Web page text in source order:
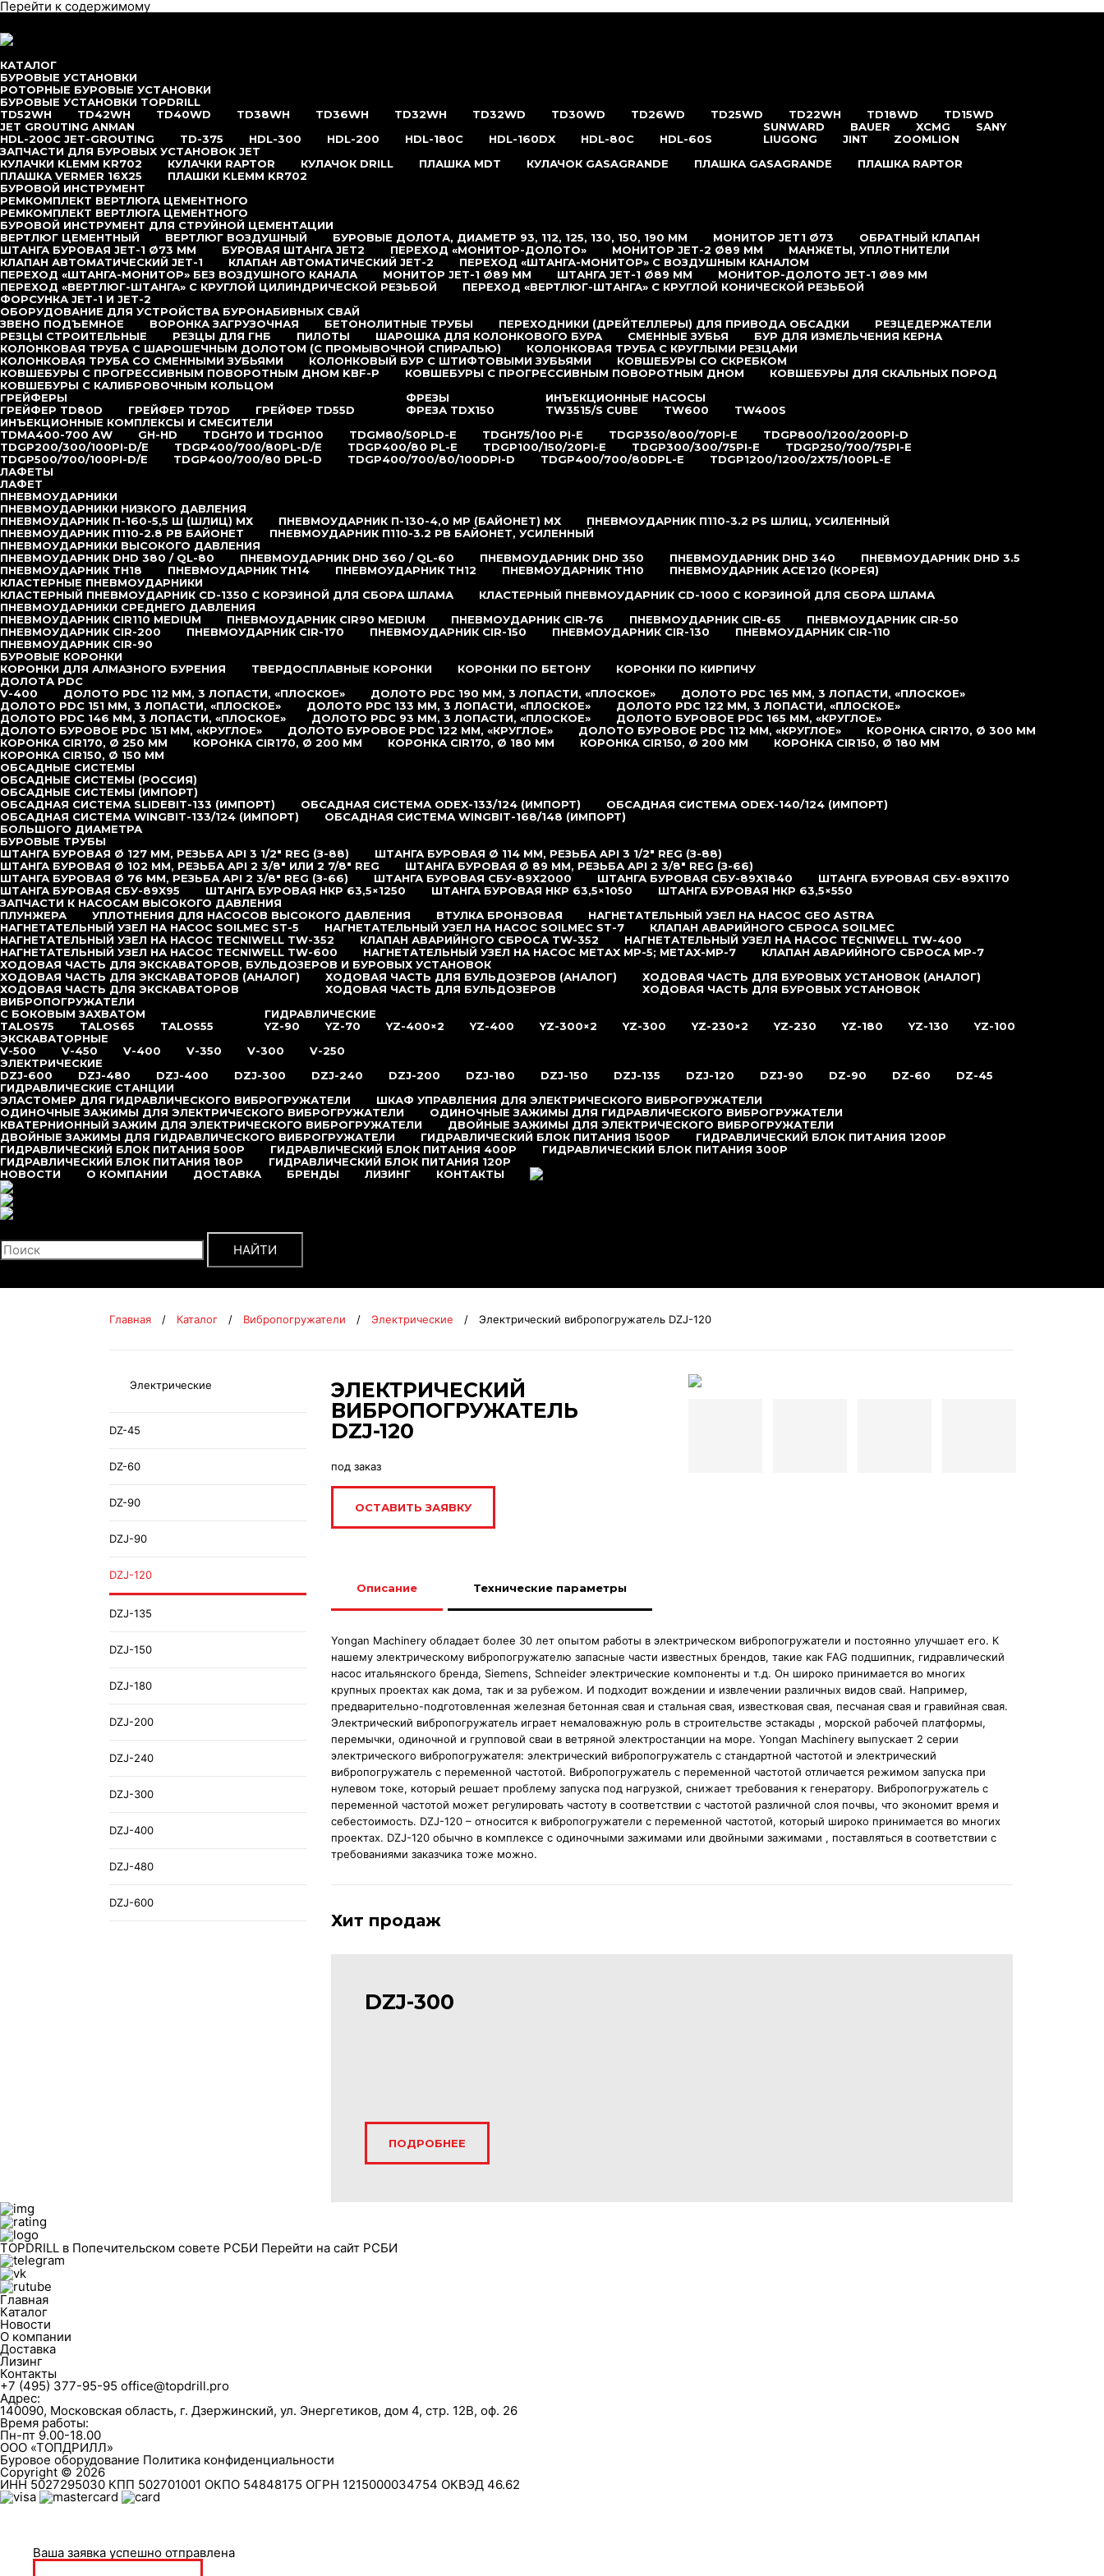
Перейти к содержимому
КАТАЛОГ
БУРОВЫЕ УСТАНОВКИ
РОТОРНЫЕ БУРОВЫЕ УСТАНОВКИ
БУРОВЫЕ УСТАНОВКИ TOPDRILL
TD52WH
TD42WH TD40WD TD38WH TD36WH TD32WH TD32WD TD30WD TD26WD TD25WD TD22WH TD18WD
TD15WD
JET GROUTING ANMAN
HDL-200C JET-GROUTING
TD-375 HDL-300 HDL-200 HDL-180С HDL-160DX HDL-80C HDL-60S
SUNWARD BAUER XCMG
SANY
LIUGONG
JINT
ZOOMLION
ЗАПЧАСТИ ДЛЯ БУРОВЫХ УСТАНОВОК JET
КУЛАЧКИ KLEMM KR702
КУЛАЧКИ RAPTOR КУЛАЧОК DRILL ПЛАШКА MDT КУЛАЧОК GASAGRANDE ПЛАШКА GASAGRANDE
ПЛАШКА RAPTOR
ПЛАШКА VERMER 16Х25
ПЛАШКИ KLEMM KR702
БУРОВОЙ ИНСТРУМЕНТ
РЕМКОМПЛЕКТ ВЕРТЛЮГА ЦЕМЕНТНОГО
РЕМКОМПЛЕКТ ВЕРТЛЮГА ЦЕМЕНТНОГО
БУРОВОЙ ИНСТРУМЕНТ ДЛЯ СТРУЙНОЙ ЦЕМЕНТАЦИИ
ВЕРТЛЮГ ЦЕМЕНТНЫЙ
ВЕРТЛЮГ ВОЗДУШНЫЙ БУРОВЫЕ ДОЛОТА, ДИАМЕТР 93, 112, 125, 130, 150, 190 ММ МОНИТОР JET1 Ø73
ОБРАТНЫЙ КЛАПАН
ШТАНГА БУРОВАЯ JET-1 Ø73 ММ
БУРОВАЯ ШТАНГА JET2 ПЕРЕХОД «МОНИТОР-ДОЛОТО» МОНИТОР JET-2 Ø89 ММ
МАНЖЕТЫ, УПЛОТНИТЕЛИ
КЛАПАН АВТОМАТИЧЕСКИЙ JET-1
КЛАПАН АВТОМАТИЧЕСКИЙ JET-2
ПЕРЕХОД «ШТАНГА-МОНИТОР» С ВОЗДУШНЫМ КАНАЛОМ
ПЕРЕХОД «ШТАНГА-МОНИТОР» БЕЗ ВОЗДУШНОГО КАНАЛА
МОНИТОР JET-1 Ø89 ММ ШТАНГА JET-1 Ø89 ММ
МОНИТОР-ДОЛОТО JET-1 Ø89 ММ
ПЕРЕХОД «ВЕРТЛЮГ-ШТАНГА» С КРУГЛОЙ ЦИЛИНДРИЧЕСКОЙ РЕЗЬБОЙ
ПЕРЕХОД «ВЕРТЛЮГ-ШТАНГА» С КРУГЛОЙ КОНИЧЕСКОЙ РЕЗЬБОЙ
ФОРСУНКА JET-1 И JET-2
ОБОРУДОВАНИЕ ДЛЯ УСТРОЙСТВА БУРОНАБИВНЫХ СВАЙ
ЗВЕНО ПОДЪЕМНОЕ
ВОРОНКА ЗАГРУЗОЧНАЯ БЕТОНОЛИТНЫЕ ТРУБЫ ПЕРЕХОДНИКИ (ДРЕЙТЕЛЛЕРЫ) ДЛЯ ПРИВОДА ОБСАДКИ
РЕЗЦЕДЕРЖАТЕЛИ
РЕЗЦЫ СТРОИТЕЛЬНЫЕ
РЕЗЦЫ ДЛЯ ГНБ ПИЛОТЫ ШАРОШКА ДЛЯ КОЛОНКОВОГО БУРА СМЕННЫЕ ЗУБЬЯ
БУР ДЛЯ ИЗМЕЛЬЧЕНИЯ КЕРНА
КОЛОНКОВАЯ ТРУБА С ШАРОШЕЧНЫМ ДОЛОТОМ (С ПРОМЫВОЧНОЙ СПИРАЛЬЮ)
КОЛОНКОВАЯ ТРУБА С КРУГЛЫМИ РЕЗЦАМИ
КОЛОНКОВАЯ ТРУБА СО СМЕННЫМИ ЗУБЬЯМИ
КОЛОНКОВЫЙ БУР С ШТИФТОВЫМИ ЗУБЬЯМИ
КОВШЕБУРЫ СО СКРЕБКОМ
КОВШЕБУРЫ С ПРОГРЕССИВНЫМ ПОВОРОТНЫМ ДНОМ KBF-P
КОВШЕБУРЫ С ПРОГРЕССИВНЫМ ПОВОРОТНЫМ ДНОМ
КОВШЕБУРЫ ДЛЯ СКАЛЬНЫХ ПОРОД
КОВШЕБУРЫ С КАЛИБРОВОЧНЫМ КОЛЬЦОМ
ГРЕЙФЕРЫ
ГРЕЙФЕР TD80D
ГРЕЙФЕР TD70D ГРЕЙФЕР TD55D
ФРЕЗЫ
ФРЕЗА TDX150
ИНЪЕКЦИОННЫЕ НАСОСЫ
TW3515/S CUBE
TW600
TW400S
ИНЪЕКЦИОННЫЕ КОМПЛЕКСЫ И СМЕСИТЕЛИ
TDMA400-700 AW
GH-HD TDGH70 И TDGH100 TDGM80/50PLD-E TDGH75/100 PI-E TDGP350/800/70PI-E
TDGP800/1200/200PI-D
TDGP200/300/100PI-D/E
TDGP400/700/80PL-D/E TDGP400/80 PL-E TDGP100/150/20PI-E TDGP300/300/75PI-E
TDGP250/700/75PI-E
TDGP500/700/100PI-D/E
TDGP400/700/80 DPL-D TDGP400/700/80/100DPI-D TDGP400/700/80DPL-E
TDGP1200/1200/2X75/100PL-E
ЛАФЕТЫ
ЛАФЕТ
ПНЕВМОУДАРНИКИ
ПНЕВМОУДАРНИКИ НИЗКОГО ДАВЛЕНИЯ
ПНЕВМОУДАРНИК П-160-5,5 Ш (ШЛИЦ) МХ
ПНЕВМОУДАРНИК П-130-4,0 MP (БАЙОНЕТ) МХ
ПНЕВМОУДАРНИК П110-3.2 РS ШЛИЦ, УСИЛЕННЫЙ
ПНЕВМОУДАРНИК П110-2.8 РВ БАЙОНЕТ
ПНЕВМОУДАРНИК П110-3.2 РB БАЙОНЕТ, УСИЛЕННЫЙ
ПНЕВМОУДАРНИКИ ВЫСОКОГО ДАВЛЕНИЯ
ПНЕВМОУДАРНИК DHD 380 / QL-80
ПНЕВМОУДАРНИК DHD 360 / QL-60 ПНЕВМОУДАРНИК DHD 350 ПНЕВМОУДАРНИК DHD 340
ПНЕВМОУДАРНИК DHD 3.5
ПНЕВМОУДАРНИК TH18
ПНЕВМОУДАРНИК TH14 ПНЕВМОУДАРНИК TH12 ПНЕВМОУДАРНИК TH10
ПНЕВМОУДАРНИК ACE120 (КОРЕЯ)
КЛАСТЕРНЫЕ ПНЕВМОУДАРНИКИ
КЛАСТЕРНЫЙ ПНЕВМОУДАРНИК CD-1350 С КОРЗИНОЙ ДЛЯ СБОРА ШЛАМА
КЛАСТЕРНЫЙ ПНЕВМОУДАРНИК CD-1000 С КОРЗИНОЙ ДЛЯ СБОРА ШЛАМА
ПНЕВМОУДАРНИКИ СРЕДНЕГО ДАВЛЕНИЯ
ПНЕВМОУДАРНИК CIR110 MEDIUM
ПНЕВМОУДАРНИК CIR90 MEDIUM ПНЕВМОУДАРНИК CIR-76 ПНЕВМОУДАРНИК CIR-65
ПНЕВМОУДАРНИК CIR-50
ПНЕВМОУДАРНИК CIR-200
ПНЕВМОУДАРНИК CIR-170 ПНЕВМОУДАРНИК CIR-150 ПНЕВМОУДАРНИК CIR-130
ПНЕВМОУДАРНИК CIR-110
ПНЕВМОУДАРНИК CIR-90
БУРОВЫЕ КОРОНКИ
КОРОНКИ ДЛЯ АЛМАЗНОГО БУРЕНИЯ
ТВЕРДОСПЛАВНЫЕ КОРОНКИ КОРОНКИ ПО БЕТОНУ
КОРОНКИ ПО КИРПИЧУ
ДОЛОТА PDC
V-400
ДОЛОТО PDC 112 ММ, 3 ЛОПАСТИ, «ПЛОСКОЕ» ДОЛОТО PDC 190 ММ, 3 ЛОПАСТИ, «ПЛОСКОЕ»
ДОЛОТО PDC 165 ММ, 3 ЛОПАСТИ, «ПЛОСКОЕ»
ДОЛОТО PDC 151 ММ, 3 ЛОПАСТИ, «ПЛОСКОЕ»
ДОЛОТО PDC 133 ММ, 3 ЛОПАСТИ, «ПЛОСКОЕ»
ДОЛОТО PDC 122 ММ, 3 ЛОПАСТИ, «ПЛОСКОЕ»
ДОЛОТО PDC 146 ММ, 3 ЛОПАСТИ, «ПЛОСКОЕ»
ДОЛОТО PDC 93 ММ, 3 ЛОПАСТИ, «ПЛОСКОЕ»
ДОЛОТО БУРОВОЕ PDC 165 ММ, «КРУГЛОЕ»
ДОЛОТО БУРОВОЕ PDC 151 ММ, «КРУГЛОЕ»
ДОЛОТО БУРОВОЕ PDC 122 ММ, «КРУГЛОЕ» ДОЛОТО БУРОВОЕ PDC 112 ММ, «КРУГЛОЕ»
КОРОНКА CIR170, Ø 300 ММ
КОРОНКА CIR170, Ø 250 ММ
КОРОНКА CIR170, Ø 200 ММ КОРОНКА CIR170, Ø 180 ММ КОРОНКА CIR150, Ø 200 ММ
КОРОНКА CIR150, Ø 180 ММ
КОРОНКА CIR150, Ø 150 ММ
ОБСАДНЫЕ СИСТЕМЫ
ОБСАДНЫЕ СИСТЕМЫ (РОССИЯ)
ОБСАДНЫЕ СИСТЕМЫ (ИМПОРТ)
ОБСАДНАЯ СИСТЕМА SLIDEBIT-133 (ИМПОРТ)
ОБСАДНАЯ СИСТЕМА ODEX-133/124 (ИМПОРТ)
ОБСАДНАЯ СИСТЕМА ODEX-140/124 (ИМПОРТ)
ОБСАДНАЯ СИСТЕМА WINGBIT-133/124 (ИМПОРТ)
ОБСАДНАЯ СИСТЕМА WINGBIT-168/148 (ИМПОРТ)
БОЛЬШОГО ДИАМЕТРА
БУРОВЫЕ ТРУБЫ
ШТАНГА БУРОВАЯ Ø 127 ММ, РЕЗЬБА API 3 1/2″ REG (З-88)
ШТАНГА БУРОВАЯ Ø 114 ММ, РЕЗЬБА API 3 1/2″ REG (З-88)
ШТАНГА БУРОВАЯ Ø 102 ММ, РЕЗЬБА API 2 3/8″ ИЛИ 2 7/8″ REG
ШТАНГА БУРОВАЯ Ø 89 ММ, РЕЗЬБА API 2 3/8″ REG (З-66)
ШТАНГА БУРОВАЯ Ø 76 ММ, РЕЗЬБА API 2 3/8″ REG (З-66)
ШТАНГА БУРОВАЯ СБУ-89Х2000 ШТАНГА БУРОВАЯ СБУ-89Х1840
ШТАНГА БУРОВАЯ СБУ-89Х1170
ШТАНГА БУРОВАЯ СБУ-89Х95
ШТАНГА БУРОВАЯ НКР 63,5×1250 ШТАНГА БУРОВАЯ НКР 63,5×1050
ШТАНГА БУРОВАЯ НКР 63,5×550
ЗАПЧАСТИ К НАСОСАМ ВЫСОКОГО ДАВЛЕНИЯ
ПЛУНЖЕРА
УПЛОТНЕНИЯ ДЛЯ НАСОСОВ ВЫСОКОГО ДАВЛЕНИЯ ВТУЛКА БРОНЗОВАЯ
НАГНЕТАТЕЛЬНЫЙ УЗЕЛ НА НАСОС GEO ASTRA
НАГНЕТАТЕЛЬНЫЙ УЗЕЛ НА НАСОС SOILMEC ST-5
НАГНЕТАТЕЛЬНЫЙ УЗЕЛ НА НАСОС SOILMEC ST-7
КЛАПАН АВАРИЙНОГО СБРОСА SOILMEC
НАГНЕТАТЕЛЬНЫЙ УЗЕЛ НА НАСОС TECNIWELL TW-352
КЛАПАН АВАРИЙНОГО СБРОСА TW-352
НАГНЕТАТЕЛЬНЫЙ УЗЕЛ НА НАСОС TECNIWELL TW-400
НАГНЕТАТЕЛЬНЫЙ УЗЕЛ НА НАСОС TECNIWELL TW-600
НАГНЕТАТЕЛЬНЫЙ УЗЕЛ НА НАСОС METAX MP-5; METAX-MP-7
КЛАПАН АВАРИЙНОГО СБРОСА MP-7
ХОДОВАЯ ЧАСТЬ ДЛЯ ЭКСКАВАТОРОВ, БУЛЬДОЗЕРОВ И БУРОВЫХ УСТАНОВОК
ХОДОВАЯ ЧАСТЬ ДЛЯ ЭКСКАВАТОРОВ (АНАЛОГ)
ХОДОВАЯ ЧАСТЬ ДЛЯ ЭКСКАВАТОРОВ
ХОДОВАЯ ЧАСТЬ ДЛЯ БУЛЬДОЗЕРОВ (АНАЛОГ)
ХОДОВАЯ ЧАСТЬ ДЛЯ БУЛЬДОЗЕРОВ
ХОДОВАЯ ЧАСТЬ ДЛЯ БУРОВЫХ УСТАНОВОК (АНАЛОГ)
ХОДОВАЯ ЧАСТЬ ДЛЯ БУРОВЫХ УСТАНОВОК
ВИБРОПОГРУЖАТЕЛИ
С БОКОВЫМ ЗАХВАТОМ
TALOS75
TALOS65 TALOS55
ГИДРАВЛИЧЕСКИЕ
YZ-90
YZ-70 YZ-400×2 YZ-400 YZ-300×2 YZ-300 YZ-230×2 YZ-230 YZ-180 YZ-130
YZ-100
ЭКСКАВАТОРНЫЕ
V-500
V-450 V-400 V-350 V-300
V-250
ЭЛЕКТРИЧЕСКИЕ
DZJ-600
DZJ-480 DZJ-400 DZJ-300 DZJ-240 DZJ-200 DZJ-180 DZJ-150 DZJ-135 DZJ-120 DZJ-90 DZ-90 DZ-60
DZ-45
ГИДРАВЛИЧЕСКИЕ СТАНЦИИ
ЭЛАСТОМЕР ДЛЯ ГИДРАВЛИЧЕСКОГО ВИБРОГРУЖАТЕЛИ
ШКАФ УПРАВЛЕНИЯ ДЛЯ ЭЛЕКТРИЧЕСКОГО ВИБРОГРУЖАТЕЛИ
ОДИНОЧНЫЕ ЗАЖИМЫ ДЛЯ ЭЛЕКТРИЧЕСКОГО ВИБРОГРУЖАТЕЛИ
ОДИНОЧНЫЕ ЗАЖИМЫ ДЛЯ ГИДРАВЛИЧЕСКОГО ВИБРОГРУЖАТЕЛИ
КВАТЕРНИОННЫЙ ЗАЖИМ ДЛЯ ЭЛЕКТРИЧЕСКОГО ВИБРОГРУЖАТЕЛИ
ДВОЙНЫЕ ЗАЖИМЫ ДЛЯ ЭЛЕКТРИЧЕСКОГО ВИБРОГРУЖАТЕЛИ
ДВОЙНЫЕ ЗАЖИМЫ ДЛЯ ГИДРАВЛИЧЕСКОГО ВИБРОГРУЖАТЕЛИ
ГИДРАВЛИЧЕСКИЙ БЛОК ПИТАНИЯ 1500P
ГИДРАВЛИЧЕСКИЙ БЛОК ПИТАНИЯ 1200P
ГИДРАВЛИЧЕСКИЙ БЛОК ПИТАНИЯ 500P
ГИДРАВЛИЧЕСКИЙ БЛОК ПИТАНИЯ 400P
ГИДРАВЛИЧЕСКИЙ БЛОК ПИТАНИЯ 300P
ГИДРАВЛИЧЕСКИЙ БЛОК ПИТАНИЯ 180P
ГИДРАВЛИЧЕСКИЙ БЛОК ПИТАНИЯ 120P
НОВОСТИ
О КОМПАНИИ ДОСТАВКА БРЕНДЫ ЛИЗИНГ КОНТАКТЫ
НАЙТИ
Главная / Каталог / Вибропогружатели / Электрические / Электрический вибропогружатель DZJ-120
Электрические
DZ-45
DZ-60
DZ-90
DZJ-90
DZJ-120
DZJ-135
DZJ-150
DZJ-180
DZJ-200
DZJ-240
DZJ-300
DZJ-400
DZJ-480
DZJ-600
ЭЛЕКТРИЧЕСКИЙ
ВИБРОПОГРУЖАТЕЛЬ
DZJ-120
под заказ
ОСТАВИТЬ ЗАЯВКУ
Описание Технические параметры
Yongan Machinery обладает более 30 лет опытом работы в электрическом вибропогружатели и постоянно улучшает его. К
нашему электрическому вибропогружателю запасные части известных брендов, такие как FAG подшипник, гидравлический
насос итальянского бренда, Siemens, Schneider электрические компоненты и т.д. Он широко принимается во многих
крупных проектах как дома, так и за рубежом. И подходит вождении и извлечении различных видов свай. Например,
предварительно-подготовленная железная бетонная свая и стальная свая, известковая свая, песчаная свая и гравийная свая.
Электрический вибропогружатель играет немаловажную роль в строительстве эстакады , морской рабочей платформы,
перемычки, одиночной и групповой сваи в ветряной электростанции на море. Yongan Machinery выпускает 2 серии
электрического вибропогружателя: электрический вибропогружатель с стандартной частотой и электрический
вибропогружатель с переменной частотой. Вибропогружатель с переменной частотой отличается режимом запуска при
нулевом токе, который решает проблему запуска под нагрузкой, снижает требования к генератору. Вибропогружатель с
переменной частотой может регулировать частоту в соответствии с частотой различной слоя почвы, что экономит время и
себестоимость. DZJ-120 – относится к вибропогружатели с переменной частотой, который широко принимается во многих
проектах. DZJ-120 обычно в комплексе с одиночными зажимами или двойными зажимами , поставляться в соответствии с
требованиями заказчика тоже можно.
Хит продаж
DZJ-300
ПОДРОБНЕЕ
TOPDRILL в Попечительском совете РСБИ Перейти на сайт РСБИ
Главная
Каталог
Новости
О компании
Доставка
Лизинг
Контакты
+7 (495) 377-95-95 office@topdrill.pro
Адрес:
140090, Московская область, г. Дзержинский, ул. Энергетиков, дом 4, стр. 12В, оф. 26
Время работы:
Пн-пт 9.00-18.00
ООО «ТОПДРИЛЛ»
Буровое оборудование Политика конфиденциальности
Copyright © 2026
ИНН 5027295030 КПП 502701001 ОКПО 54848175 ОГРН 1215000034754 ОКВЭД 46.62
Ваша заявка успешно отправлена